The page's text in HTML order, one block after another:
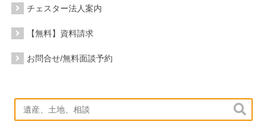
チェスター法人案内
【無料】資料請求
お問合せ/無料面談予約
